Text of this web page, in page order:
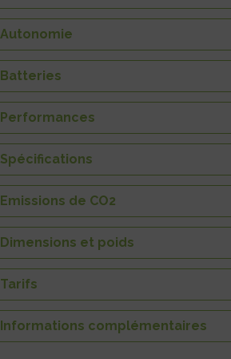
Autonomie
Batteries
Performances
Spécifications
Emissions de CO2
Dimensions et poids
Tarifs
Informations complémentaires